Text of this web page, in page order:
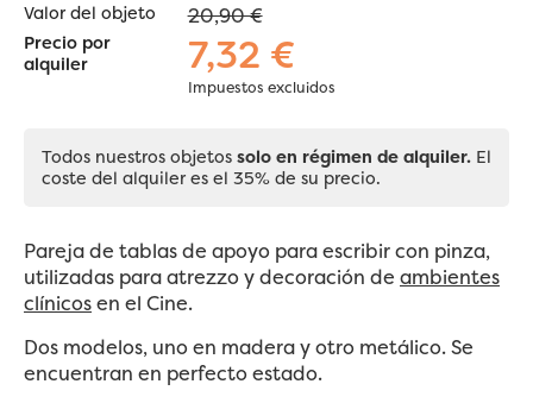
Valor del objeto 20,90 €
Precio por
alquiler
7,32 €
Impuestos excluidos
Todos nuestros objetos solo en régimen de alquiler. El
coste del alquiler es el 35% de su precio.
Pareja de tablas de apoyo para escribir con pinza,
utilizadas para atrezzo y decoración de ambientes
clínicosen el Cine.
Dos modelos, uno en madera y otro metálico. Se
encuentran en perfecto estado.